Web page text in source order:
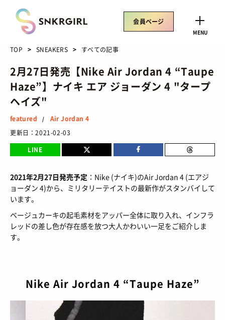
content
CLOSE
トレンドワード
サイズ感 骨格タイプ別
コラボ
サンダル
New Balance
Salomon
SNEAKERS
TOP
BRANDS/ ブランドから探す
/ スタイルトップ
会員ページ
MENU
TOP SNEAKERS すべての記事
2月27日発売【Nike Air Jordan 4 “Taupe
Haze”】ナイキ エア ジョーダン 4 "タープ
ヘイズ"
featured / Air Jordan 4
更新日：2021-02-03
LINE
2021年2月27日発売予定 ：Nike (ナイキ)のAir Jordan 4 (エアジ
ョーダン 4)から、ミリタリーテイストの最新作がスタンバイして
います。
ベージュカーキの起毛素材をアッパー全体に取り入れ、インフラ
レッドの差し色が存在感を放つ大人かわいい一足をご紹介しま
す。
Nike Air Jordan 4 “Taupe Haze”